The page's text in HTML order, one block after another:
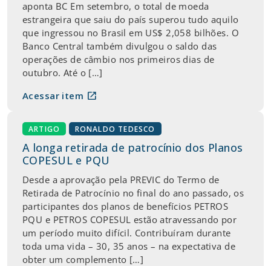
aponta BC Em setembro, o total de moeda
estrangeira que saiu do país superou tudo aquilo
que ingressou no Brasil em US$ 2,058 bilhões. O
Banco Central também divulgou o saldo das
operações de câmbio nos primeiros dias de
outubro. Até o […]
Acessar item open_in_new
ARTIGO RONALDO TEDESCO
A longa retirada de patrocínio dos Planos
COPESUL e PQU
Desde a aprovação pela PREVIC do Termo de
Retirada de Patrocínio no final do ano passado, os
participantes dos planos de benefícios PETROS
PQU e PETROS COPESUL estão atravessando por
um período muito difícil. Contribuíram durante
toda uma vida – 30, 35 anos – na expectativa de
obter um complemento […]